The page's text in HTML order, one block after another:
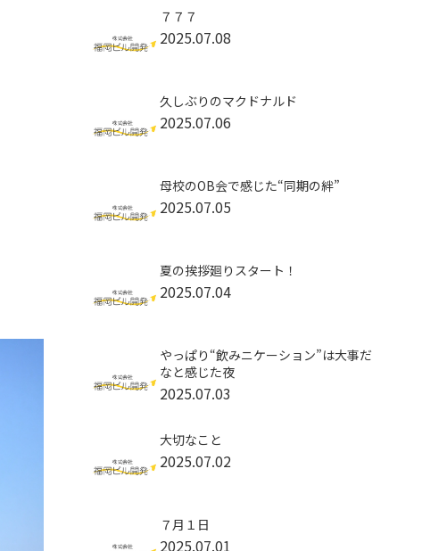
７７７
2025.07.08
久しぶりのマクドナルド
2025.07.06
母校のOB会で感じた“同期の絆”
2025.07.05
夏の挨拶廻りスタート！
2025.07.04
やっぱり“飲みニケーション”は大事だ
なと感じた夜
2025.07.03
大切なこと
2025.07.02
７月１日
2025.07.01